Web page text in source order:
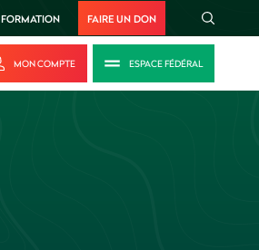
FORMATION FAIRE UN DON
MON COMPTE ESPACE FÉDÉRAL